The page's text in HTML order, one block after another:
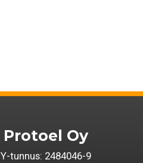
Protoel Oy
Y-tunnus: 2484046-9